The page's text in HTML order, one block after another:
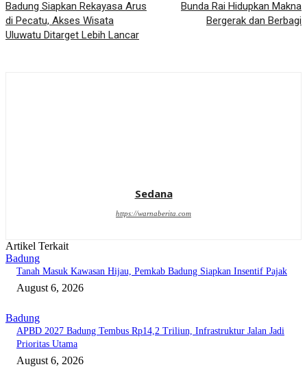
Badung Siapkan Rekayasa Arus
di Pecatu, Akses Wisata
Uluwatu Ditarget Lebih Lancar
Bunda Rai Hidupkan Makna
Bergerak dan Berbagi
Sedana
https://warnaberita.com
Artikel Terkait
Badung
Tanah Masuk Kawasan Hijau, Pemkab Badung Siapkan Insentif Pajak
August 6, 2026
Badung
APBD 2027 Badung Tembus Rp14,2 Triliun, Infrastruktur Jalan Jadi
Prioritas Utama
August 6, 2026